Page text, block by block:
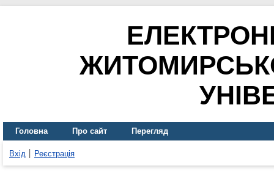
Головна Про сайт Перегляд
Вхід Реєстрація